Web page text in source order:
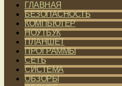
ГЛАВНАЯ
БЕЗОПАСНОСТЬ
КОМПЬЮТЕР
НОУТБУК
ПЛАНШЕТ
ПРОГРАММЫ
СЕТЬ
СИСТЕМА
ОБЗОРЫ